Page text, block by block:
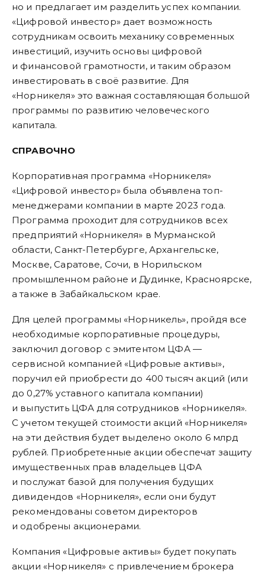
но и предлагает им разделить успех компании.
«Цифровой инвестор» дает возможность
сотрудникам освоить механику современных
инвестиций, изучить основы цифровой
и финансовой грамотности, и таким образом
инвестировать в своё развитие. Для
«Норникеля» это важная составляющая большой
программы по развитию человеческого
капитала.
СПРАВОЧНО
Корпоративная программа «Норникеля»
«Цифровой инвестор» была объявлена топ-
менеджерами компании в марте 2023 года.
Программа проходит для сотрудников всех
предприятий «Норникеля» в Мурманской
области, Санкт-Петербурге, Архангельске,
Москве, Саратове, Сочи, в Норильском
промышленном районе и Дудинке, Красноярске,
а также в Забайкальском крае.
Для целей программы «Норникель», пройдя все
необходимые корпоративные процедуры,
заключил договор с эмитентом ЦФА —
сервисной компанией «Цифровые активы»,
поручил ей приобрести до 400 тысяч акций (или
до 0,27% уставного капитала компании)
и выпустить ЦФА для сотрудников «Норникеля».
С учетом текущей стоимости акций «Норникеля»
на эти действия будет выделено около 6 млрд
рублей. Приобретенные акции обеспечат защиту
имущественных прав владельцев ЦФА
и послужат базой для получения будущих
дивидендов «Норникеля», если они будут
рекомендованы советом директоров
и одобрены акционерами.
Компания «Цифровые активы» будет покупать
акции «Норникеля» с привлечением брокера